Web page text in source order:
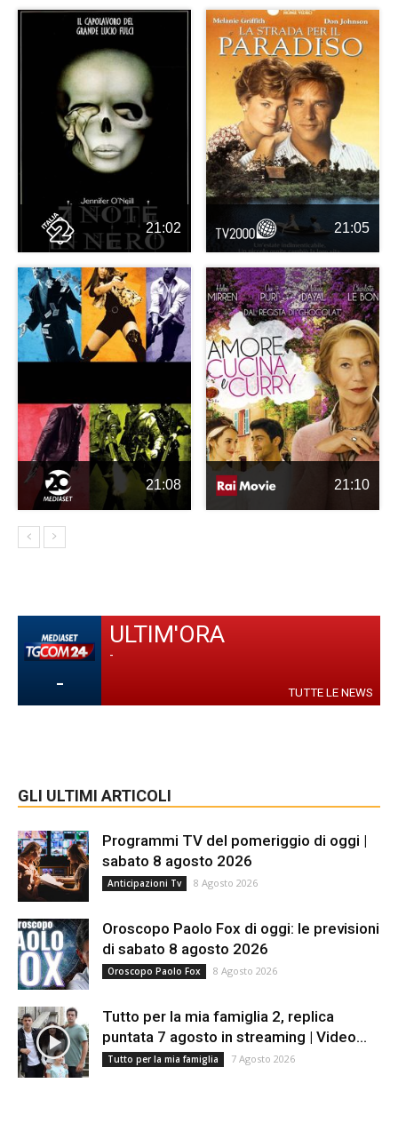
21:02 21:05
21:08 21:10
-
ULTIM'ORA
-
TUTTE LE NEWS
GLI ULTIMI ARTICOLI
Programmi TV del pomeriggio di oggi |
sabato 8 agosto 2026
Anticipazioni Tv 8 Agosto 2026
Oroscopo Paolo Fox di oggi: le previsioni
di sabato 8 agosto 2026
Oroscopo Paolo Fox 8 Agosto 2026
Tutto per la mia famiglia 2, replica
puntata 7 agosto in streaming | Video...
Tutto per la mia famiglia 7 Agosto 2026